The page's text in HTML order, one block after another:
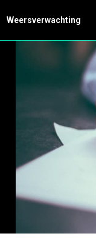
Weersverwachting